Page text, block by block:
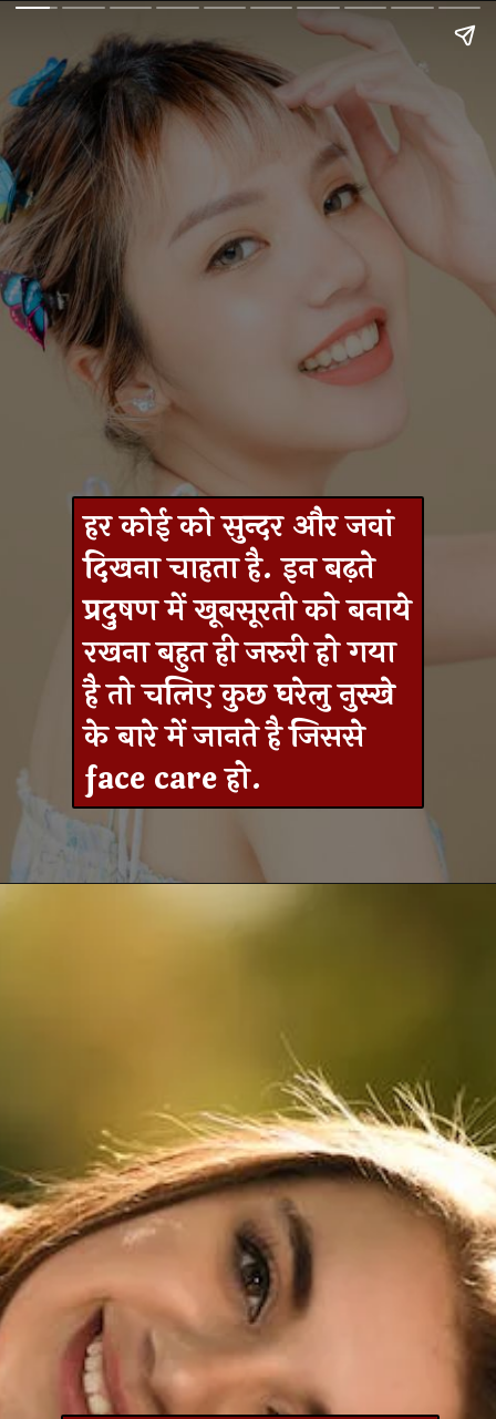
हर कोई को सुन्दर और जवां
दिखना चाहता है. इन बढ़ते
प्रदुषण में खूबसूरती को बनाये
रखना बहुत ही जरुरी हो गया
है तो चलिए कुछ घरेलु नुस्खे
के बारे में जानते है जिससे
face care हो.